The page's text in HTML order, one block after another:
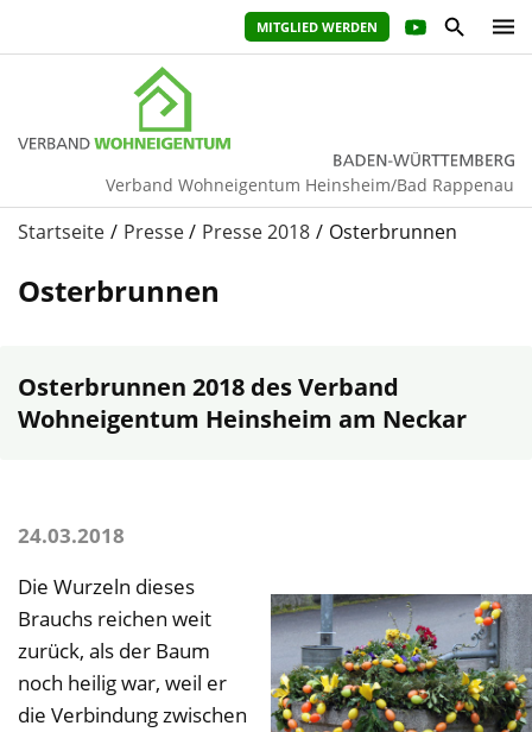
MITGLIED WERDEN
Verband Wohneigentum Heinsheim/Bad Rappenau
Startseite Presse Presse 2018 Osterbrunnen
Osterbrunnen
Osterbrunnen 2018 des Verband
Wohneigentum Heinsheim am Neckar
24.03.2018
Die Wurzeln dieses
Brauchs reichen weit
zurück, als der Baum
noch heilig war, weil er
die Verbindung zwischen